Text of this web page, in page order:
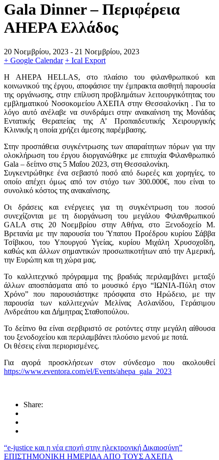
Gala Dinner – Περιφέρεια
AHEPA Ελλάδος
20 Νοεμβρίου, 2023 - 21 Νοεμβρίου, 2023
+ Google Calendar + Ical Export
H AHEPA HELLAS, στο πλαίσιο του φιλανθρωπικού και
κοινωνικού της έργου, αποφάσισε την έμπρακτα αισθητή παρουσία
της οργάνωσης, στην επίλυση προβλημάτων λειτουργικότητας του
εμβληματικού Νοσοκομείου ΑΧΕΠΑ στην Θεσσαλονίκη . Για το
λόγο αυτό ανέλαβε να συνδράμει στην ανακαίνιση της Μονάδας
Εντατικής Θεραπείας της Α’ Προπαιδευτικής Χειρουργικής
Κλινικής η οποία χρήζει άμεσης παρέμβασης.
Στην προσπάθεια συγκέντρωσης των απαραίτητων πόρων για την
ολοκλήρωση του έργου διοργανώθηκε με επιτυχία Φιλανθρωπικό
Gala – δείπνο στις 5 Μαΐου 2023, στη Θεσσαλονίκη.
Συγκεντρώθηκε ένα σεβαστό ποσό από δωρεές και χορηγίες, το
οποίο απέχει όμως από τον στόχο των 300.000€, που είναι το
συνολικό κόστος της ανακαίνισης.
Οι δράσεις και ενέργειες για τη συγκέντρωση του ποσού
συνεχίζονται με τη διοργάνωση του μεγάλου Φιλανθρωπικού
GALA στις 20 Νοεμβρίου στην Αθήνα, στο Ξενοδοχείο Μ.
Βρετανία με την παρουσία του Ύπατου Προέδρου κυρίου Σάββα
Τσίβικου, του Υπουργού Υγείας, κυρίου Μιχάλη Χρυσοχοΐδη,
καθώς και άλλων σημαντικών προσωπικοτήτων από την Αμερική,
την Ευρώπη και τη χώρα μας.
Το καλλιτεχνικό πρόγραμμα της βραδιάς περιλαμβάνει μεταξύ
άλλων αποσπάσματα από το μουσικό έργο “ΙΩΝΙΑ-Πύλη στον
Χρόνο” που παρουσιάστηκε πρόσφατα στο Ηρώδειο, με την
παρουσία των καλλιτεχνών Μελίνας Ασλανίδου, Γεράσιμου
Ανδρεάτου και Δήμητρας Σταθοπούλου.
Το δείπνο θα είναι σερβιριστό σε ροτόντες στην μεγάλη αίθουσα
του ξενοδοχείου και περιλαμβάνει πλούσιο μενού με ποτά.
Οι θέσεις είναι περιορισμένες.
Για αγορά προσκλήσεων στον σύνδεσμο που ακολουθεί
https://www.eventora.com/el/Events/ahepa_gala_2023
Share:
“e-justice και η νέα εποχή στην ηλεκτρονική Δικαιοσύνη”
ΕΠΙΣΤΗΜΟΝΙΚΗ ΗΜΕΡΙΔΑ ΑΠΟ ΤΟΥΣ ΑΧΕΠΑ